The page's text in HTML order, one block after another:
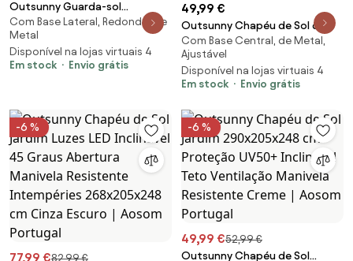
Outsunny Guarda-sol
Semicircular Jardim Terraço
Piscina Proteção Solar UV
Manivela Design Moderno
269x138x236cm Verde | Aosom
Com Base Lateral, Redondo, de
Metal
Disponível na lojas virtuais 4
Em stock
Envio grátis
49,99 €
Outsunny Chapéu de Sol de
Jardim Ø295x250 cm com
Manivela Inclinação e Mastro
Desmontável em Metal para
Terraço Piscina Pátio Bege |
Com Base Central, de Metal,
Ajustável
Disponível na lojas virtuais 4
Em stock
Envio grátis
-6 %
77,99 €82,99 €
-6 %
49,99 €52,99 €
Outsunny Chapéu de Sol